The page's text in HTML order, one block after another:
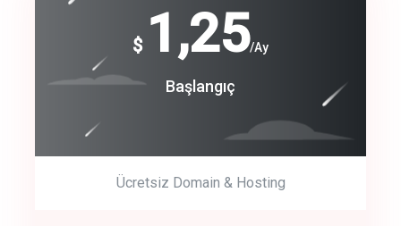
$ 1,25/Ay
Başlangıç
Ücretsiz Domain & Hosting
Free
Basic